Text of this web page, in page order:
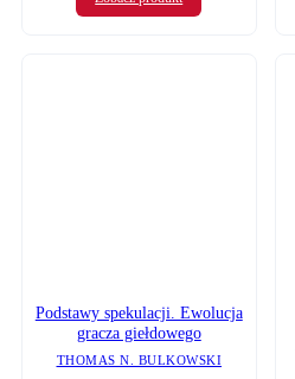
Podstawy spekulacji. Ewolucja
gracza giełdowego
THOMAS N. BULKOWSKI